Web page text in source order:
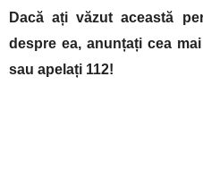
Dacă ați văzut această
despre ea, anunțați cea
sau apelați 112!